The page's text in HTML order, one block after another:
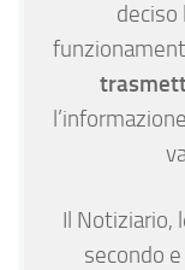
deciso
Il Notiziario,
secondo